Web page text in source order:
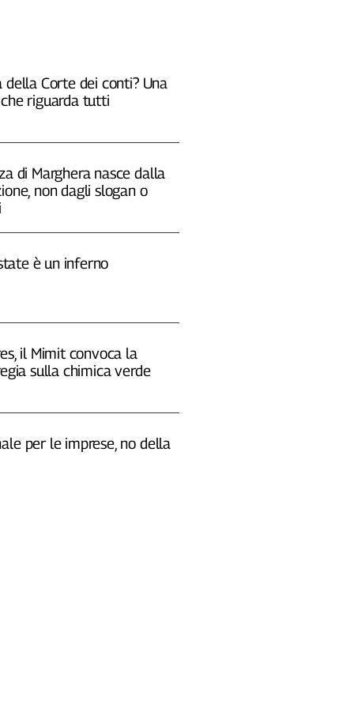
Corte dei conti? Una
riguarda tutti
di Marghera nasce dalla
non dagli slogan o
è un inferno
il Mimit convoca la
sulla chimica verde
per le imprese, no della